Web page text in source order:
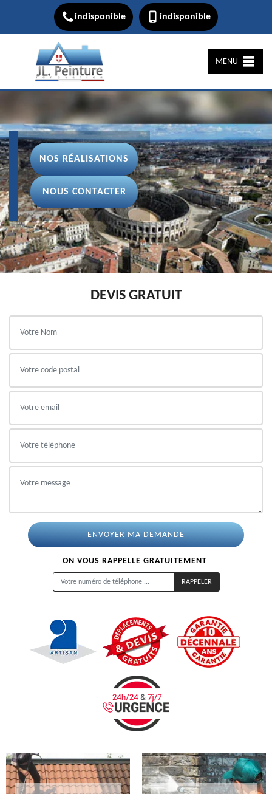
indisponible indisponible
MENU
NOS RÉALISATIONS
NOUS CONTACTER
DEVIS GRATUIT
ON VOUS RAPPELLE GRATUITEMENT